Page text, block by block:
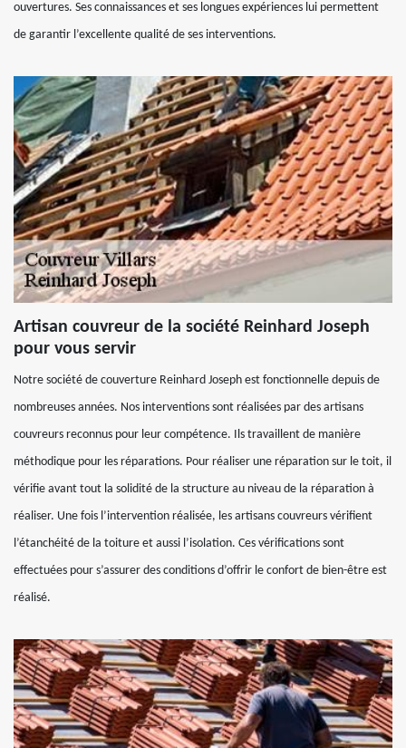
ouvertures. Ses connaissances et ses longues expériences lui permettent
de garantir l’excellente qualité de ses interventions.
Artisan couvreur de la société Reinhard Joseph
pour vous servir
Notre société de couverture Reinhard Joseph est fonctionnelle depuis de
nombreuses années. Nos interventions sont réalisées par des artisans
couvreurs reconnus pour leur compétence. Ils travaillent de manière
méthodique pour les réparations. Pour réaliser une réparation sur le toit, il
vérifie avant tout la solidité de la structure au niveau de la réparation à
réaliser. Une fois l’intervention réalisée, les artisans couvreurs vérifient
l’étanchéité de la toiture et aussi l’isolation. Ces vérifications sont
effectuées pour s’assurer des conditions d’offrir le confort de bien-être est
réalisé.